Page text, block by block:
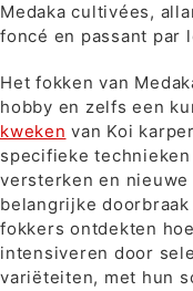
Medaka cultivées,
foncé en passant par
Het fokken van
hobby en zelfs een
kweken van Koi
specifieke
versterken en
belangrijke
fokkers ontdekten
intensiveren door
variëteiten, met hun